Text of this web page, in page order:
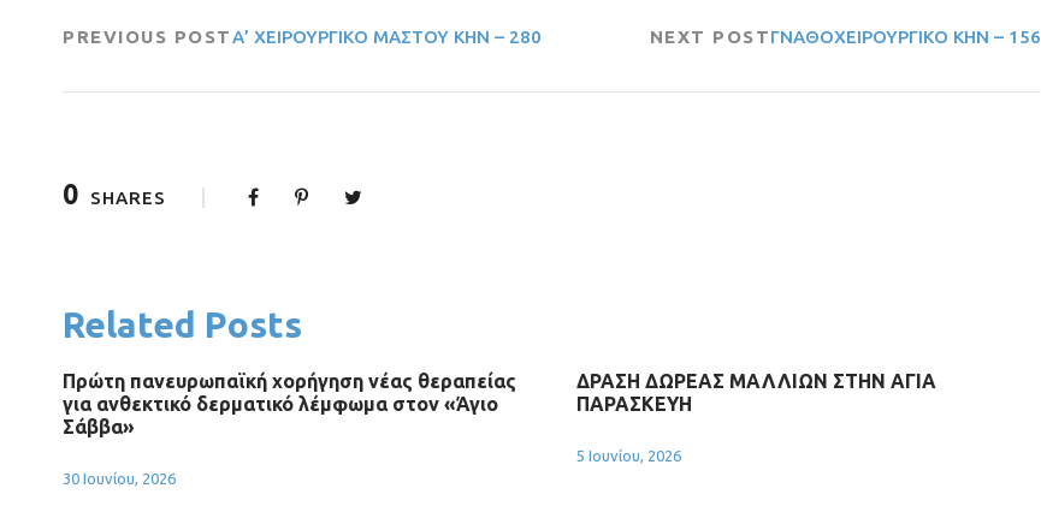
PREVIOUS POSTΑ’ ΧΕΙΡΟΥΡΓΙΚΟ ΜΑΣΤΟΥ ΚΗΝ – 280 NEXT POSTΓΝΑΘΟΧΕΙΡΟΥΡΓΙΚΟ ΚΗΝ – 156
0 SHARES
Related Posts
Πρώτη πανευρωπαϊκή χορήγηση νέας θεραπείας
για ανθεκτικό δερματικό λέμφωμα στον «Άγιο
Σάββα»
30 Ιουνίου, 2026
ΔΡΑΣΗ ΔΩΡΕΑΣ ΜΑΛΛΙΩΝ ΣΤΗΝ ΑΓΙΑ
ΠΑΡΑΣΚΕΥΗ
5 Ιουνίου, 2026